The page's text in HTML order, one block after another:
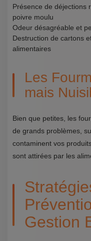
Présence de déjections
poivre moulu
Odeur désagréable et
Destruction de cartons
alimentaires
Les
mais
Bien que petites, les
de grands problèmes,
contaminent vos
sont attirées par les
Gestion